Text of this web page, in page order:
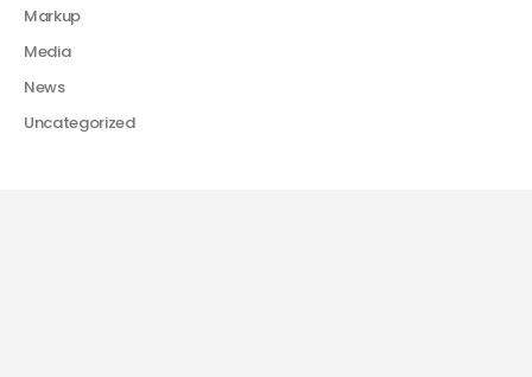
Markup
Media
News
Uncategorized